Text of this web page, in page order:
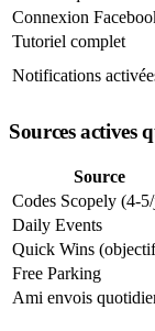
Connexion
Tutoriel complet
Notifications
Sources actives
Source
Codes Scopely (4-
Daily Events
Quick Wins
Free Parking
Ami envois